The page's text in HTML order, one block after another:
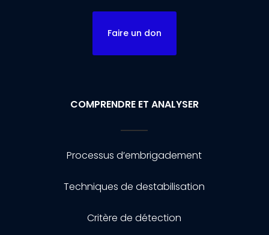
Faire un don
COMPRENDRE ET ANALYSER
Processus d’embrigadement
Techniques de destabilisation
Critère de détection